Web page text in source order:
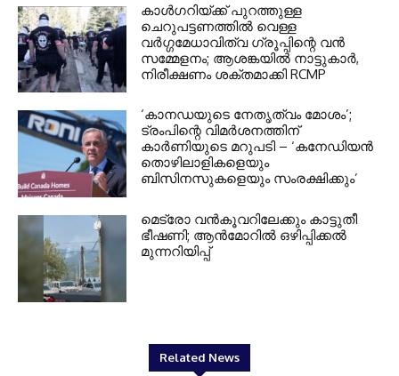
കാൾഗറിയ്ക്ക് പുറത്തുള്ള
ചെറുപട്ടണത്തിൽ വെള്ള
വർഗ്ഗമേധാവിത്വ ഗ്രൂപ്പിന്റെ വൻ
സമ്മേളനം; ആശങ്കയിൽ നാട്ടുകാർ,
നിരീക്ഷണം ശക്തമാക്കി RCMP
‘കാനഡയുടെ നേതൃത്വം മോശം’;
ട്രംപിന്റെ വിമർശനത്തിന്
കാർണിയുടെ മറുപടി – ‘കനേഡിയൻ
തൊഴിലാളികളെയും
ബിസിനസുകളെയും സംരക്ഷിക്കും’
മെട്രോ വൻകൂവറിലേക്കും കാട്ടുതീ
ഭീഷണി; ആൻമോറിൽ ഒഴിപ്പിക്കൽ
മുന്നറിയിപ്പ്
Related News